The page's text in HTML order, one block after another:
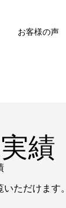
お客様の声
績
ただけます。